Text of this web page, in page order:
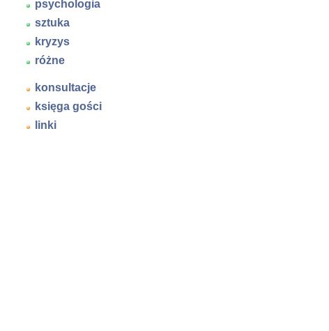
psychologia
sztuka
kryzys
różne
konsultacje
księga gości
linki